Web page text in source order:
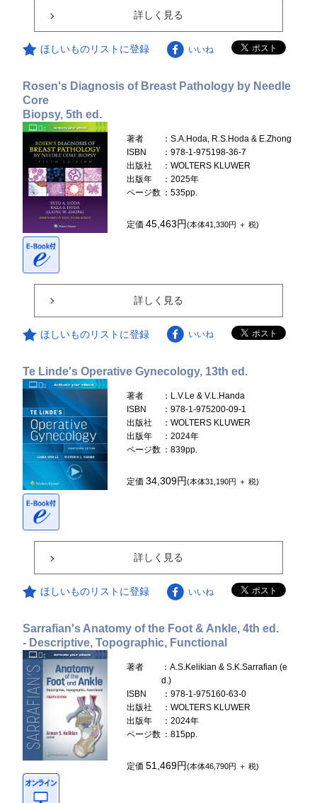
詳しく見る
ほしいものリストに登録 いいね
Rosen's Diagnosis of Breast Pathology by Needle
Core
Biopsy, 5th ed.
著者
：S.A.Hoda, R.S.Hoda & E.Zhong
ISBN
：978-1-975198-36-7
出版社
：WOLTERS KLUWER
出版年
：2025年
ページ数 ：535pp.
定価45,463円(本体41,330円 ＋ 税)
詳しく見る
ほしいものリストに登録 いいね
Te Linde's Operative Gynecology, 13th ed.
著者
：L.V.Le & V.L.Handa
ISBN
：978-1-975200-09-1
出版社
：WOLTERS KLUWER
出版年
：2024年
ページ数 ：839pp.
定価34,309円(本体31,190円 ＋ 税)
詳しく見る
ほしいものリストに登録 いいね
Sarrafian's Anatomy of the Foot & Ankle, 4th ed.
- Descriptive, Topographic, Functional
著者
：A.S.Kelikian & S.K.Sarrafian (e
d.)
ISBN
：978-1-975160-63-0
出版社
：WOLTERS KLUWER
出版年
：2024年
ページ数 ：815pp.
定価51,469円(本体46,790円 ＋ 税)